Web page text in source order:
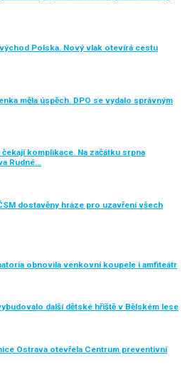
Polska. Nový vlak otevírá cestu
měla úspěch. DPO se vydalo správným
komplikace. Na začátku srpna
Rudné…
dostavěny hráze pro uzavření všech
obnovila venkovní koupele i amfiteátr
další dětské hřiště v Bělském lese
Ostrava otevřela Centrum preventivní